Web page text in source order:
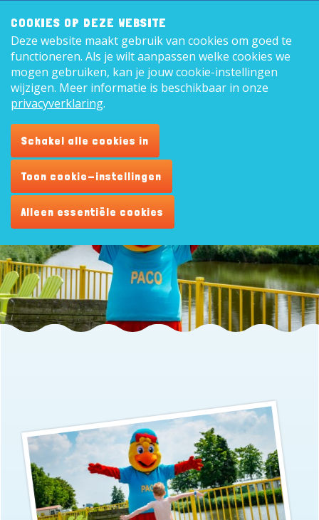
8,9
Hoi, ik ben Paco
Ik ben de mascotte van Recreatiecentrum de
Vogel!
COOKIES OP DEZE WEBSITE
Deze website maakt gebruik van cookies om goed te
functioneren. Als je wilt aanpassen welke cookies we
mogen gebruiken, kan je jouw cookie-instellingen
wijzigen. Meer informatie is beschikbaar in onze
privacyverklaring.
Schakel alle cookies in
Toon cookie-instellingen
Alleen essentiële cookies